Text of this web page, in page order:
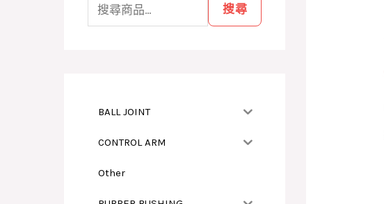
尋
關
搜尋
BALL JOINT
CONTROL ARM
Other